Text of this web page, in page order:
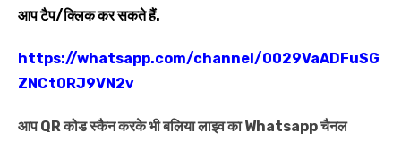
आप टैप/क्लिक कर सकते हैं.
https://whatsapp.com/channel/0029VaADFuSG
ZNCt0RJ9VN2v
आप QR कोड स्कैन करके भी बलिया लाइव का Whatsapp चैनल